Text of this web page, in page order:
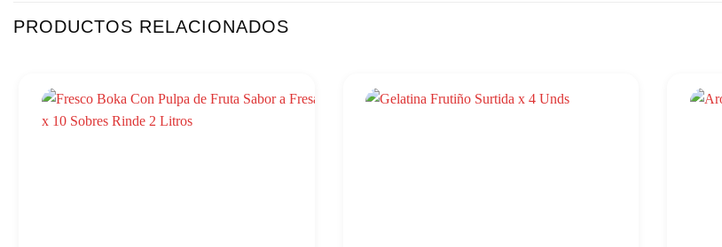
PRODUCTOS RELACIONADOS